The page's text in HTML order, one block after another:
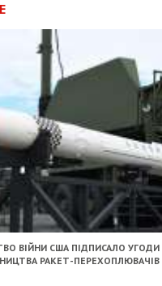
ВІЙНИ США ПІДПИСАЛО УГОДИ
РАКЕТ-ПЕРЕХОПЛЮВАЧІВ